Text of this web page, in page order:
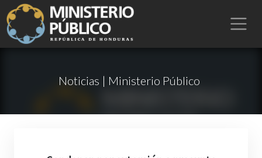
Noticias | Ministerio Público